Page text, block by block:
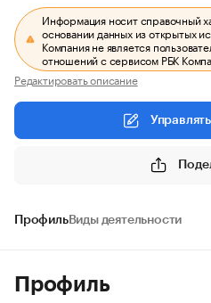
Информация носит справочный
основании данных из открытых
Компания не является
отношений с сервисом РБК
Редактировать описание
ПрофильВиды деятельности
Профиль